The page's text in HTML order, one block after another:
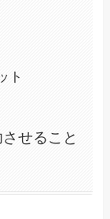
ト
せること